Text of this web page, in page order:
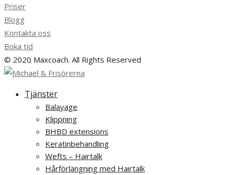
Priser
Blogg
Kontakta oss
Boka tid
© 2020 Maxcoach. All Rights Reserved
Tjänster
Balayage
Klippning
BHBD extensions
Keratinbehandling
Wefts – Hairtalk
Hårförlängning med Hairtalk